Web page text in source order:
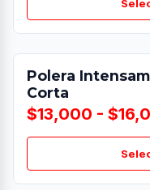
Polera
Corta
$13,000 -